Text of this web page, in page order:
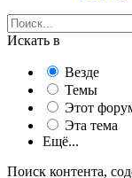
Искать в
Везде
Темы
Этот
Эта тема
Ещё...
Поиск контента,